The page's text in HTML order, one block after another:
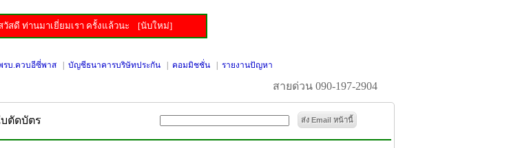
วัสดี ท่านมาเยี่ยมเรา ครั้งแล้วนะ [นับใหม่]
รบ.ควบอีซี่พาส บัญชีธนาคารบริษัทประกัน คอมมิชชั่น รายงานปัญหา
สายด่วน 090-197-2904
ตัดบัตร